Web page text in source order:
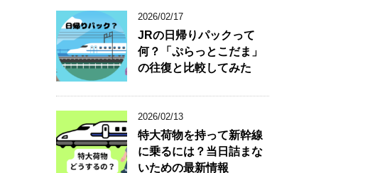
2026/02/17
JRの日帰りパックって
何？「ぷらっとこだま」
の往復と比較してみた
2026/02/13
特大荷物を持って新幹線
に乗るには？当日詰まな
いための最新情報